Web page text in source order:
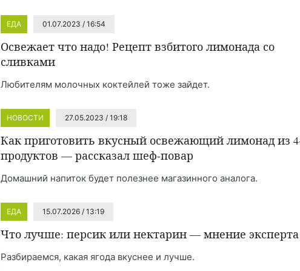
ЕДА 01.07.2023 / 16:54
Освежает что надо! Рецепт взбитого лимонада со
сливками
Любителям молочных коктейлей тоже зайдет.
НОВОСТИ 27.05.2023 / 19:18
Как приготовить вкусный освежающий лимонад из
продуктов — рассказал шеф-повар
Домашний напиток будет полезнее магазинного аналога.
ЕДА 15.07.2026 / 13:19
Что лучше: персик или нектарин — мнение эксперта
Разбираемся, какая ягода вкуснее и лучше.